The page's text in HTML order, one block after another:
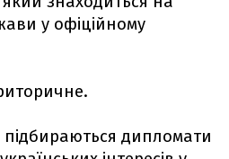
у офіційному
дипломати